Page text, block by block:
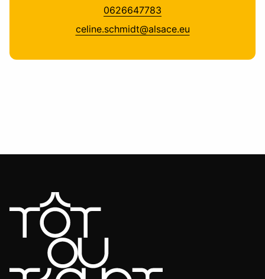
0626647783
celine.schmidt@alsace.eu